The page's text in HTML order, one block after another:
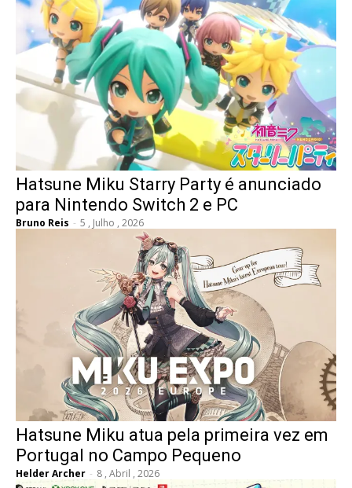
Hatsune Miku Starry Party é anunciado
para Nintendo Switch 2 e PC
Bruno Reis - 5 , Julho , 2026
Hatsune Miku atua pela primeira vez em
Portugal no Campo Pequeno
Helder Archer - 8 , Abril , 2026